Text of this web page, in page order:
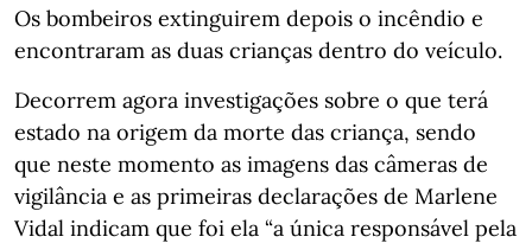
Os bombeiros extinguirem depois o incêndio e
encontraram as duas crianças dentro do veículo.
Decorrem agora investigações sobre o que terá
estado na origem da morte das criança, sendo
que neste momento as imagens das câmeras de
vigilância e as primeiras declarações de Marlene
Vidal indicam que foi ela “a única responsável pela